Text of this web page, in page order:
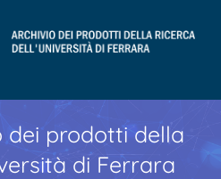
dei prodotti della
di Ferrara